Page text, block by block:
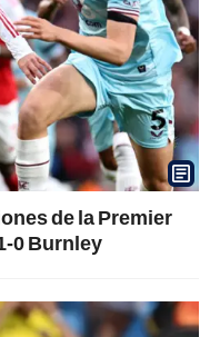
de la Premier
0 Burnley